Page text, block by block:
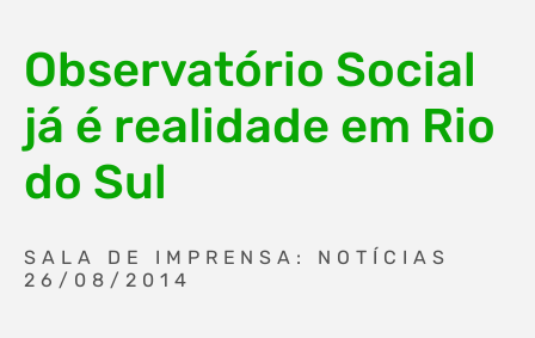
Observatório Social
já é realidade em Rio
do Sul
SALA DE IMPRENSA: NOTÍCIAS
26/08/2014